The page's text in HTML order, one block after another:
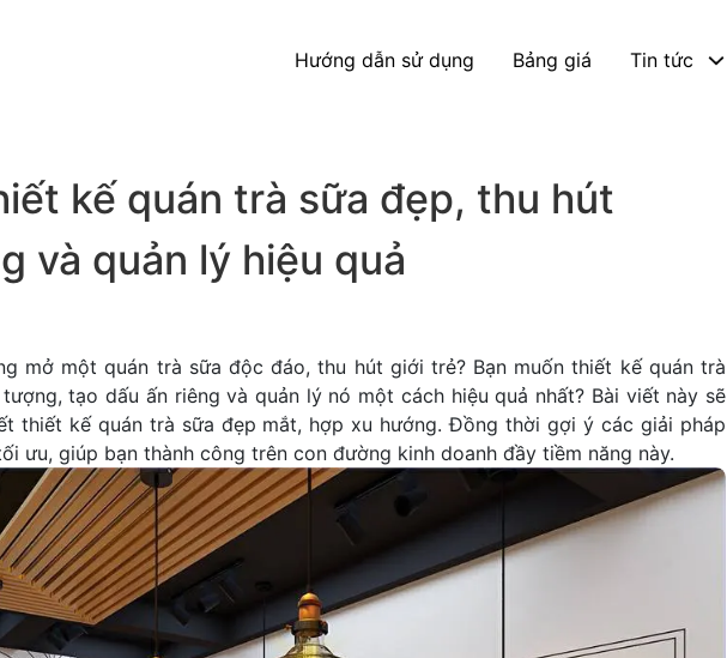
Hướng dẫn sử dụng Bảng giá Tin tức
kế quán trà sữa đẹp, thu hút
và quản lý hiệu quả
mở một quán trà sữa độc đáo, thu hút giới trẻ? Bạn muốn thiết kế quán trà
tạo dấu ấn riêng và quản lý nó một cách hiệu quả nhất? Bài viết này sẽ
thiết kế quán trà sữa đẹp mắt, hợp xu hướng. Đồng thời gợi ý các giải pháp
ưu, giúp bạn thành công trên con đường kinh doanh đầy tiềm năng này.